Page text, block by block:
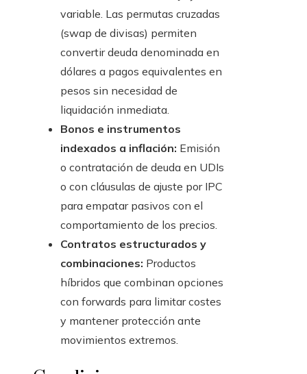
variable. Las permutas cruzadas
(swap de divisas) permiten
convertir deuda denominada en
dólares a pagos equivalentes en
pesos sin necesidad de
liquidación inmediata.
Bonos e instrumentos
indexados a inflación: Emisión
o contratación de deuda en UDIs
o con cláusulas de ajuste por IPC
para empatar pasivos con el
comportamiento de los precios.
Contratos estructurados y
combinaciones: Productos
híbridos que combinan opciones
con forwards para limitar costes
y mantener protección ante
movimientos extremos.